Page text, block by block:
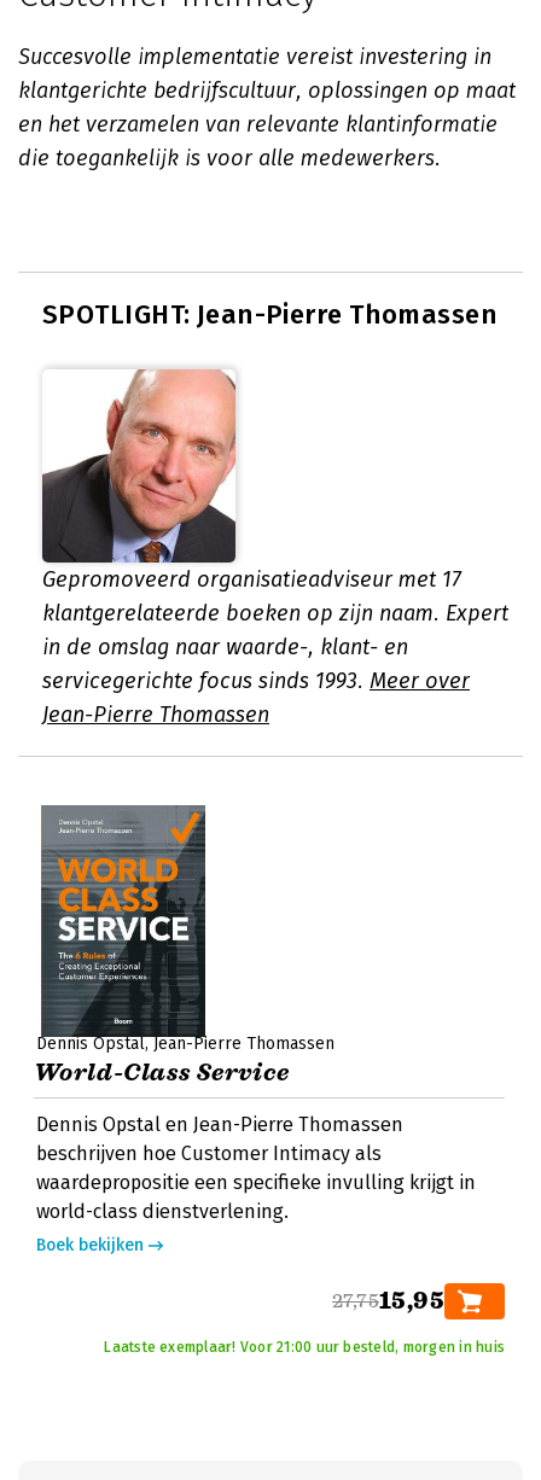
Succesvolle implementatie vereist investering in
klantgerichte bedrijfscultuur, oplossingen op maat
en het verzamelen van relevante klantinformatie
die toegankelijk is voor alle medewerkers.
SPOTLIGHT: Jean-Pierre Thomassen
Gepromoveerd organisatieadviseur met 17
klantgerelateerde boeken op zijn naam. Expert
in de omslag naar waarde-, klant- en
servicegerichte focus sinds 1993. Meer over
Jean-Pierre Thomassen
Dennis Opstal Jean-Pierre Thomassen
World-Class Service
Dennis Opstal en Jean-Pierre Thomassen
beschrijven hoe Customer Intimacy als
waardepropositie een specifieke invulling krijgt in
world-class dienstverlening.
Boek bekijken
27,7515,95
Laatste exemplaar! Voor 21:00 uur besteld, morgen in huis